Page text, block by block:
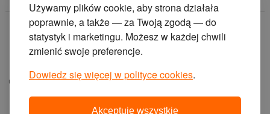
Używamy plików cookie, aby strona działała
poprawnie, a także — za Twoją zgodą — do
statystyk i marketingu. Możesz w każdej chwili
zmienić swoje preferencje.
Dowiedz się więcej w polityce cookies.
Akceptuję wszystkie
© 2014 Zakład
Doskonalenia
Zawodowego w
ul. Krasińskiego 2, 40-